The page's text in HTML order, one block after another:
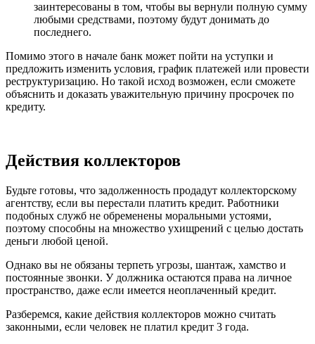
заинтересованы в том, чтобы вы вернули полную сумму
любыми средствами, поэтому будут донимать до
последнего.
Помимо этого в начале банк может пойти на уступки и
предложить изменить условия, график платежей или провести
реструктуризацию. Но такой исход возможен, если сможете
объяснить и доказать уважительную причину просрочек по
кредиту.
Действия коллекторов
Будьте готовы, что задолженность продадут коллекторскому
агентству, если вы перестали платить кредит. Работники
подобных служб не обременены моральными устоями,
поэтому способны на множество ухищрений с целью достать
деньги любой ценой.
Однако вы не обязаны терпеть угрозы, шантаж, хамство и
постоянные звонки. У должника остаются права на личное
пространство, даже если имеется неоплаченный кредит.
Разберемся, какие действия коллекторов можно считать
законными, если человек не платил кредит 3 года.